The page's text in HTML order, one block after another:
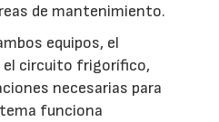
de mantenimiento.
equipos, el
circuito frigorífico,
necesarias para
funciona